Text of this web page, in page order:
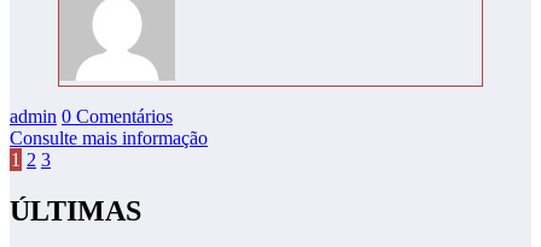
admin 0 Comentários
Consulte mais informação
Paginação
de
posts
1 2 3
ÚLTIMAS